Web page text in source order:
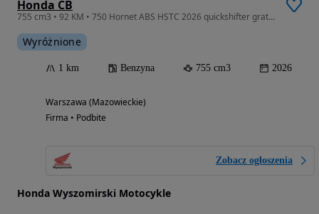
Honda CB
755 cm3 • 92 KM • 750 Hornet ABS HSTC 2026 quickshifter gratis!
Wyróżnione
1 km Benzyna 755 cm3 2026
Warszawa (Mazowieckie)
Firma • Podbite
Zobacz ogłoszenia
Honda Wyszomirski Motocykle